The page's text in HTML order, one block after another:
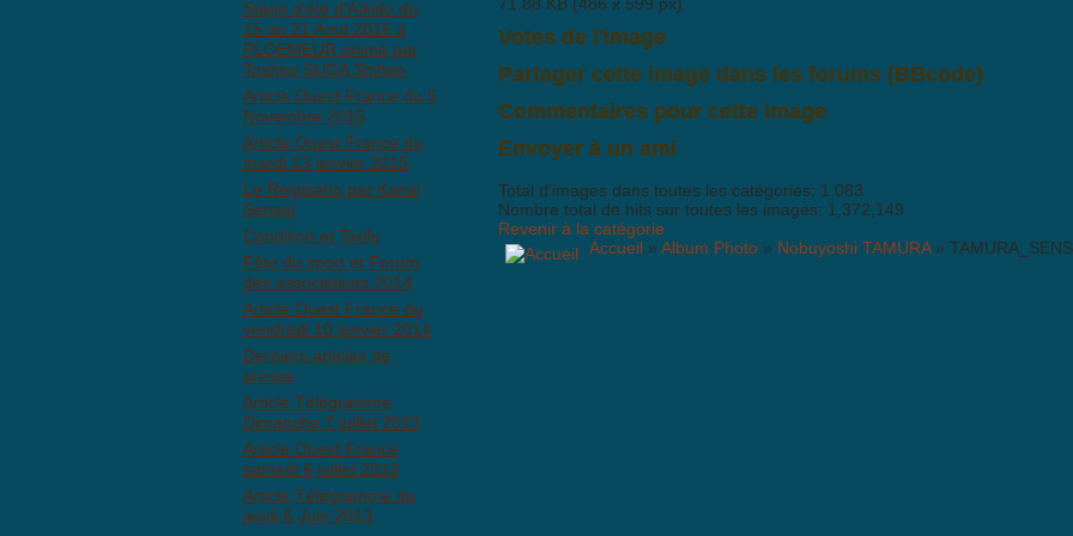
Stage d'été d'Aïkido du
15 au 21 Aout 2016 à
PLOEMEUR animé par
Toshiro SUGA Shihan
Article Ouest France du 5
Novembre 2015
Article Ouest France du
mardi 13 janvier 2015
Le Reigisaho par Kanaï
Senseï
Condition et Tarifs
Fête du sport et Forum
des associations 2014
Article Ouest France du
vendredi 10 janvier 2014
Derniers articles de
presse
Article Télégramme
Dimanche 7 juillet 2013
Article Ouest France
samedi 6 juillet 2013
Article Télégramme du
jeudi 6 Juin 2013
Votes de l'image
Partager cette image dans les forums (BBcode)
Commentaires pour cette image
Envoyer à un ami
Total d'images dans toutes les catégories: 1,083
Nombre total de hits sur toutes les images: 1,372,149
Revenir à la catégorie
Accueil » Album Photo » Nobuyoshi TAMURA»